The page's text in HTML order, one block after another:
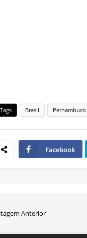
Tags Brasil Pernambuco
Facebook
Anterior